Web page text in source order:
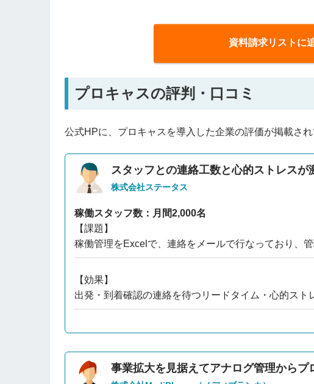
資料請求リストに
プロキャスの評判・口コミ
公式HPに、プロキャスを導入した企業の評価が掲載さ
スタッフとの連絡工数と心的ストレスが
株式会社ステータス
稼働スタッフ数：月間2,000名
【課題】
稼働管理をExcelで、連絡をメールで行なっており、
【効果】
出発・到着確認の連絡を待つリードタイム・心的スト
事業拡大を見据えてアナログ管理からプ